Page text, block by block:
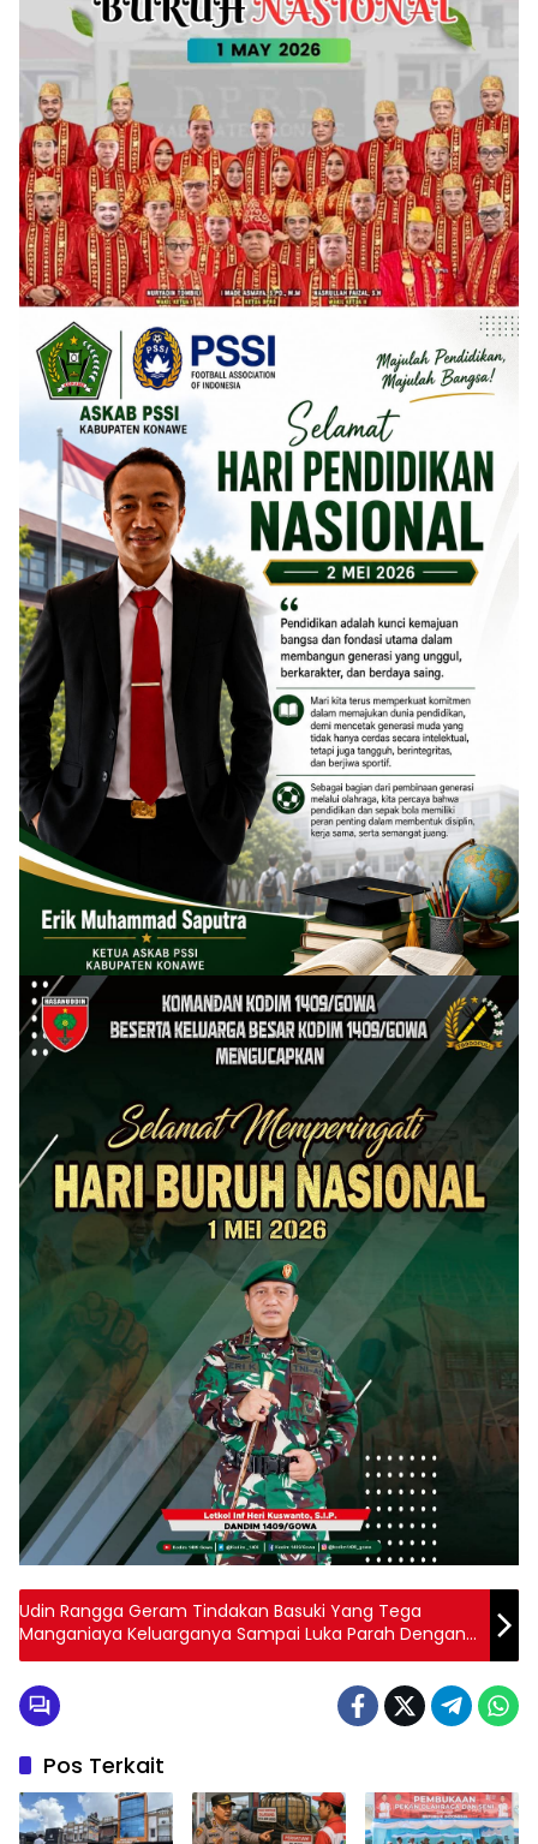
Udin Rangga Geram Tindakan Basuki Yang Tega
Manganiaya Keluarganya Sampai Luka Parah Dengan
Memakai Sejam
Pos Terkait